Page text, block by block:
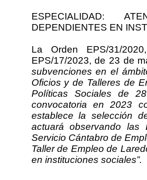
ESPECIALIDAD:
DEPENDIENTES EN
La Orden EPS/31/
EPS/17/2023, de 23 de
subvenciones en el
Oficios y de Talleres de
Políticas Sociales de
convocatoria en 2023
establece la selección
actuará observando las
Servicio Cántabro de
Taller de Empleo de
en instituciones sociales”.